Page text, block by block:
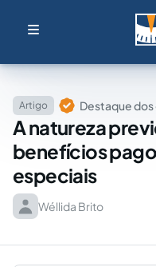
Artigo Destaque
A natureza
benefícios
especiais
Wéllida Brito